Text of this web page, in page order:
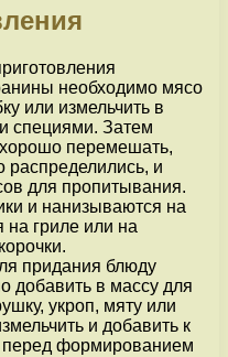
необходимо мясо
или измельчить в
специями. Затем
перемешать,
распределились, и
для пропитывания.
и нанизываются на
гриле или на
придания блюду
добавить в массу для
укроп, мяту или
и добавить к
перед формированием